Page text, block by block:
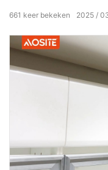
verblijfspositiefunctie
behoeften. Kies deze
en handiger te maken!
2025
661 keer bekeken